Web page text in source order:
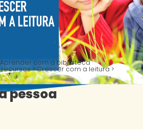
Aprender com a biblioteca
recursos>Crescer com a leitura>
pessoa